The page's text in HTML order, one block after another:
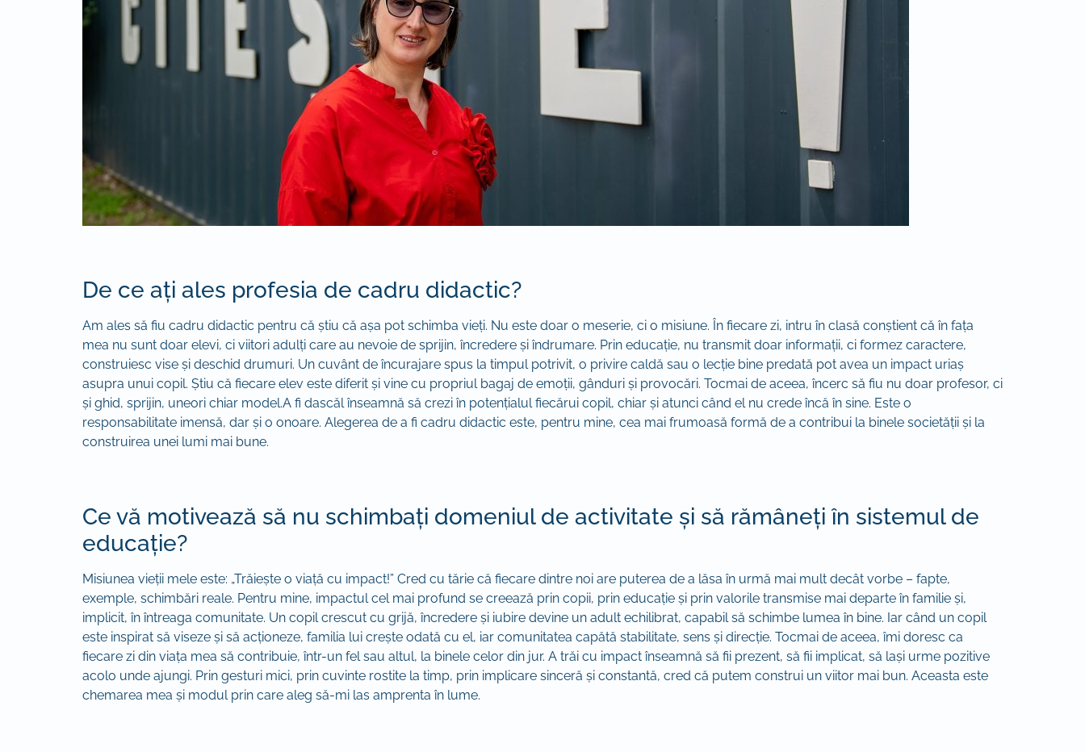
De ce ați ales profesia de cadru didactic?
Am ales să fiu cadru didactic pentru că știu că așa pot schimba vieți. Nu este doar o meserie, ci o misiune. În fiecare zi, intru în clasă conștient că în fața
mea nu sunt doar elevi, ci viitori adulți care au nevoie de sprijin, încredere și îndrumare. Prin educație, nu transmit doar informații, ci formez caractere,
construiesc vise și deschid drumuri. Un cuvânt de încurajare spus la timpul potrivit, o privire caldă sau o lecție bine predată pot avea un impact uriaș
asupra unui copil. Știu că fiecare elev este diferit și vine cu propriul bagaj de emoții, gânduri și provocări. Tocmai de aceea, încerc să fiu nu doar profesor, ci
și ghid, sprijin, uneori chiar model.A fi dascăl înseamnă să crezi în potențialul fiecărui copil, chiar și atunci când el nu crede încă în sine. Este o
responsabilitate imensă, dar și o onoare. Alegerea de a fi cadru didactic este, pentru mine, cea mai frumoasă formă de a contribui la binele societății și la
construirea unei lumi mai bune.
Ce vă motivează să nu schimbați domeniul de activitate și să rămâneți în sistemul de
educație?
Misiunea vieții mele este: „Trăiește o viață cu impact!” Cred cu tărie că fiecare dintre noi are puterea de a lăsa în urmă mai mult decât vorbe – fapte,
exemple, schimbări reale. Pentru mine, impactul cel mai profund se creează prin copii, prin educație și prin valorile transmise mai departe în familie și,
implicit, în întreaga comunitate. Un copil crescut cu grijă, încredere și iubire devine un adult echilibrat, capabil să schimbe lumea în bine. Iar când un copil
este inspirat să viseze și să acționeze, familia lui crește odată cu el, iar comunitatea capătă stabilitate, sens și direcție. Tocmai de aceea, îmi doresc ca
fiecare zi din viața mea să contribuie, într-un fel sau altul, la binele celor din jur. A trăi cu impact înseamnă să fii prezent, să fii implicat, să lași urme pozitive
acolo unde ajungi. Prin gesturi mici, prin cuvinte rostite la timp, prin implicare sinceră și constantă, cred că putem construi un viitor mai bun. Aceasta este
chemarea mea și modul prin care aleg să-mi las amprenta în lume.